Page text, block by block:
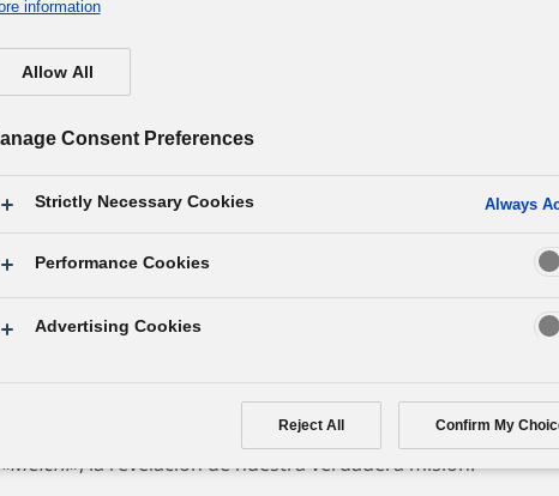
Básica del Grupo Panasonic
Panasonic y lo
hacer ahora
sobre la verdadera misión de la empresa y, el 5 de
para hacer una enérgica proclamación. El
Meichi», la revelación de nuestra verdadera misión.
information
Allow All
Consent Preferences
Strictly Necessary Cookies Always
Performance Cookies
Advertising Cookies
Reject All Confirm My